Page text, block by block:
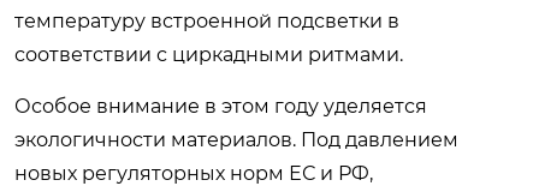
температуру встроенной подсветки в
соответствии с циркадными ритмами.
Особое внимание в этом году уделяется
экологичности материалов. Под давлением
новых регуляторных норм ЕС и РФ,